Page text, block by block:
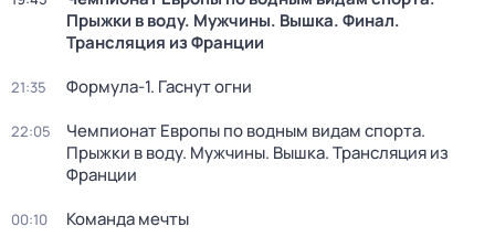
Прыжки в воду. Мужчины. Вышка. Финал.
Трансляция из Франции
21:35 Формула-1. Гаснут огни
22:05
Чемпионат Европы по водным видам спорта.
Прыжки в воду. Мужчины. Вышка. Трансляция из
Франции
00:10
Команда мечты